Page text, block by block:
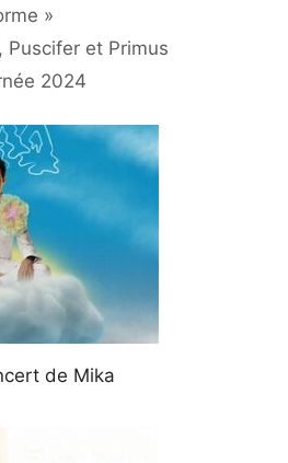
»
Puscifer et Primus
2024
de Mika